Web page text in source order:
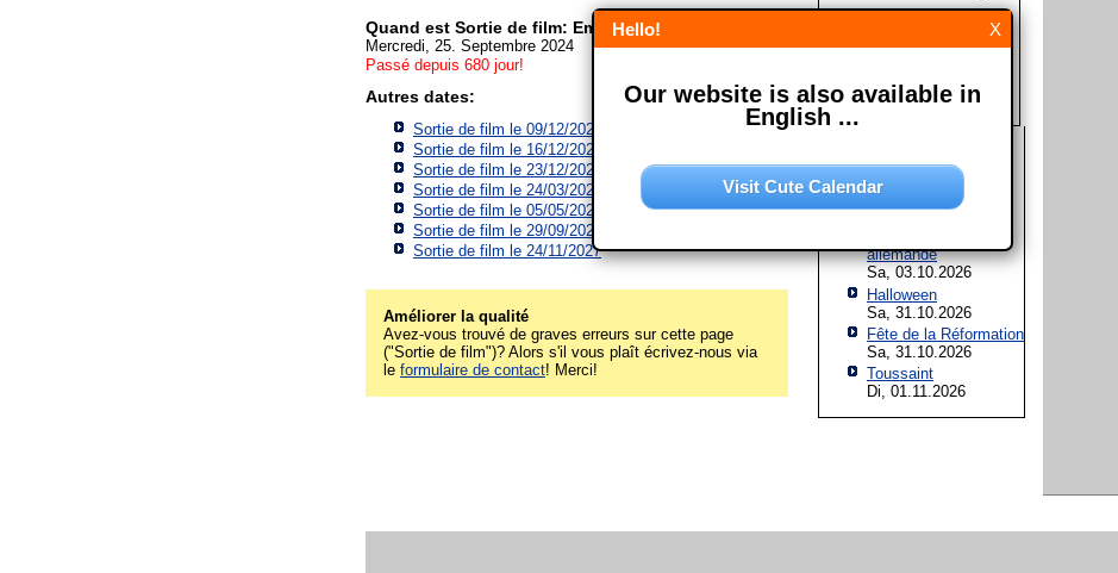
Quand est Sortie de film: Emmanuelle?
Mercredi, 25. Septembre 2024
Passé depuis 680 jour!
Autres dates:
Sortie de film le 09/12/2026
Sortie de film le 16/12/2026
Sortie de film le 23/12/2026
Sortie de film le 24/03/2027
Sortie de film le 05/05/2027
Sortie de film le 29/09/2027
Sortie de film le 24/11/2027
Améliorer la qualité
Avez-vous trouvé de graves erreurs sur cette page
("Sortie de film")? Alors s'il vous plaît écrivez-nous via
le formulaire de contact! Merci!
2
3 4 5 6 7
8
16 17 18 19 20 21 22
30
jours fériés
Assomption de Marie
Sa, 15.08.2026
allemande
Sa, 03.10.2026
Halloween
Sa, 31.10.2026
Fête de la Réformation
Sa, 31.10.2026
Toussaint
Di, 01.11.2026
X
Hello!
Our website is also available in
English ...
Visit Cute Calendar